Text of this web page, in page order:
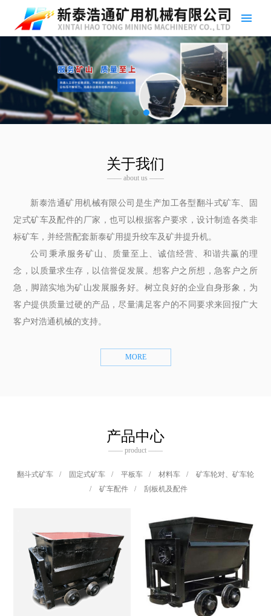
关于我们
—— about us ——
新泰浩通矿用机械有限公司是生产加工各型翻斗式矿车、固
定式矿车及配件的厂家，也可以根据客户要求，设计制造各类非
标矿车，并经营配套新泰矿用提升绞车及矿井提升机。
公司秉承服务矿山、质量至上、诚信经营、和谐共赢的理
念，以质量求生存，以信誉促发展。想客户之所想，急客户之所
急，脚踏实地为矿山发展服务好。树立良好的企业自身形象，为
客户提供质量过硬的产品，尽量满足客户的不同要求来回报广大
客户对浩通机械的支持。
MORE
产品中心
—— product ——
翻斗式矿车 / 固定式矿车 / 平板车 / 材料车 /
矿车轮对、矿车轮
/
矿车配件 / 刮板机及配件